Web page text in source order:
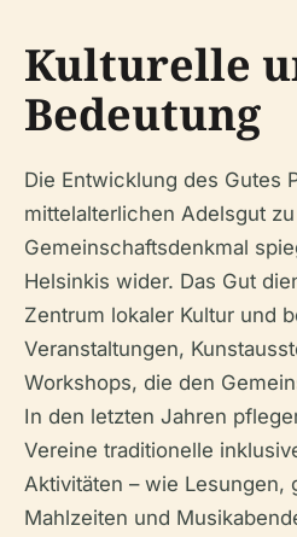
Kulturelle
Bedeutung
Die Entwicklung des Gutes
mittelalterlichen Adelsgut
Gemeinschaftsdenkmal
Helsinkis wider. Das Gut
Zentrum lokaler Kultur und
Veranstaltungen,
Workshops, die den
In den letzten Jahren
Vereine traditionelle
Aktivitäten – wie Lesungen,
Mahlzeiten und